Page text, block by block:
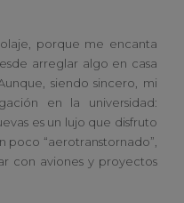
porque me encanta
arreglar algo en casa
siendo sincero, mi
en la universidad:
es un lujo que disfruto
poco “aerotranstornado”,
con aviones y proyectos